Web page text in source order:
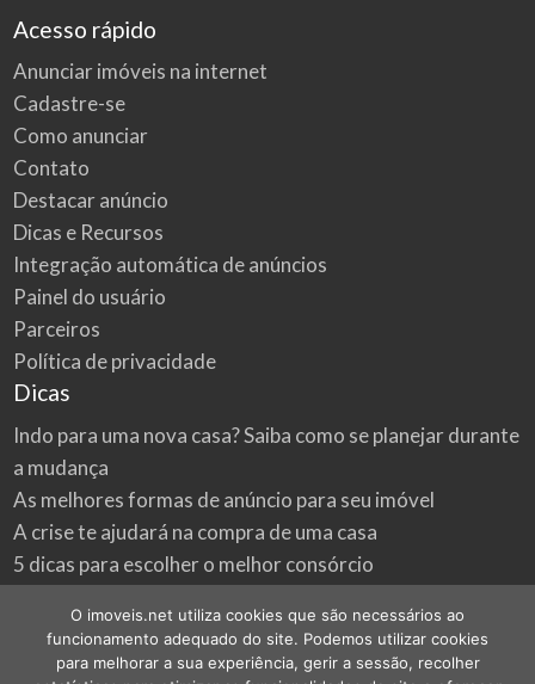
Acesso rápido
Anunciar imóveis na internet
Cadastre-se
Como anunciar
Contato
Destacar anúncio
Dicas e Recursos
Integração automática de anúncios
Painel do usuário
Parceiros
Política de privacidade
Dicas
Indo para uma nova casa? Saiba como se planejar durante
a mudança
As melhores formas de anúncio para seu imóvel
A crise te ajudará na compra de uma casa
5 dicas para escolher o melhor consórcio
Onde procurar as melhores oportunidades do mercado
imobiliário
O imoveis.net utiliza cookies que são necessários ao
funcionamento adequado do site. Podemos utilizar cookies
para melhorar a sua experiência, gerir a sessão, recolher